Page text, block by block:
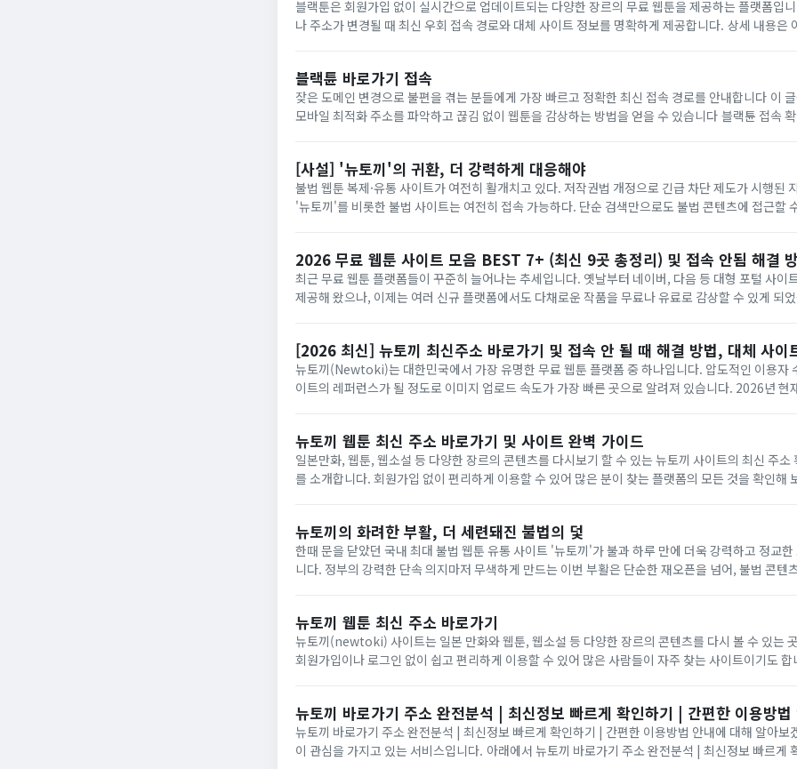
블랙툰은 회원가입 없이 실시간으로 업데이트되는 다양한 장르의 무료 웹툰을 제공하는 플랫폼입니다. 접속이 차단
나 주소가 변경될 때 최신 우회 접속 경로와 대체 사이트 정보를 명확하게 제공합니다. 상세 내용은 아래에서 확인하세요.
블랙튠 바로가기 접속
잦은 도메인 변경으로 불편을 겪는 분들에게 가장 빠르고 정확한 최신 접속 경로를 안내합니다 이 글을 통해 현재 유효한
모바일 최적화 주소를 파악하고 끊김 없이 웹툰을 감상하는 방법을 얻을 수 있습니다 블랙튠 접속 확인하기 구분내용제
[사설] '뉴토끼'의 귀환, 더 강력하게 대응해야
불법 웹툰 복제·유통 사이트가 여전히 활개치고 있다. 저작권법 개정으로 긴급 차단 제도가 시행된
'뉴토끼'를 비롯한 불법 사이트는 여전히 접속 가능하다. 단순 검색만으로도 불법 콘텐츠에 접근할
2026 무료 웹툰 사이트 모음 BEST 7+ (최신 9곳 총정리) 및 접속 안됨 해결
최근 무료 웹툰 플랫폼들이 꾸준히 늘어나는 추세입니다. 옛날부터 네이버, 다음 등 대형 포털 사이
제공해 왔으나, 이제는 여러 신규 플랫폼에서도 다채로운 작품을 무료나 유료로 감상할 수 있게 되었습니다. 세
[2026 최신] 뉴토끼 최신주소 바로가기 및 접속 안 될 때 해결 방법, 대체 사이
뉴토끼(Newtoki)는 대한민국에서 가장 유명한 무료 웹툰 플랫폼 중 하나입니다. 압도적인 이용자
이트의 레퍼런스가 될 정도로 이미지 업로드 속도가 가장 빠른 곳으로 알려져 있습니다. 2026년 현
뉴토끼 웹툰 최신 주소 바로가기 및 사이트 완벽 가이드
일본만화, 웹툰, 웹소설 등 다양한 장르의 콘텐츠를 다시보기 할 수 있는 뉴토끼 사이트의 최신 주소
를 소개합니다. 회원가입 없이 편리하게 이용할 수 있어 많은 분이 찾는 플랫폼의 모든 것을 확인해 보세요. 뉴토
뉴토끼의 화려한 부활, 더 세련돼진 불법의 덫
한때 문을 닫았던 국내 최대 불법 웹툰 유통 사이트 '뉴토끼'가 불과 하루 만에 더욱 강력하고 정교
니다. 정부의 강력한 단속 의지마저 무색하게 만드는 이번 부활은 단순한 재오픈을 넘어, 불법 콘텐
뉴토끼 웹툰 최신 주소 바로가기
뉴토끼(newtoki) 사이트는 일본 만화와 웹툰, 웹소설 등 다양한 장르의 콘텐츠를 다시 볼 수 있는 곳입니다.
회원가입이나 로그인 없이 쉽고 편리하게 이용할 수 있어 많은 사람들이 자주 찾는 사이트이기도 합니다. 뉴토끼
뉴토끼 바로가기 주소 완전분석 | 최신정보 빠르게 확인하기 | 간편한 이용방법
뉴토끼 바로가기 주소 완전분석 | 최신정보 빠르게 확인하기 | 간편한 이용방법 안내에 대해 알아보겠습니다.
이 관심을 가지고 있는 서비스입니다. 아래에서 뉴토끼 바로가기 주소 완전분석 | 최신정보 빠르게 확인하기 | 간편한 이